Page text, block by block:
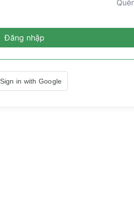
Đăng nhập
Sign in with Google